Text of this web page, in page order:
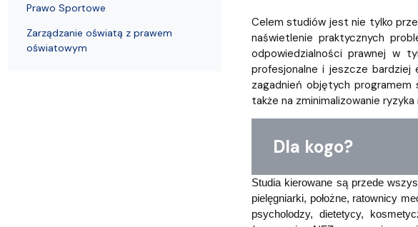
Celem studiów jest nie tylko
naświetlenie praktycznych
odpowiedzialności prawnej w
profesjonalne i jeszcze bardziej
zagadnień objętych
także na zminimalizowanie
Dla kogo?
Studia kierowane są przede
pielęgniarki, położne, ratownicy
psycholodzy, dietetycy,
Prawo Sportowe
Zarządzanie oświatą z prawem
oświatowym